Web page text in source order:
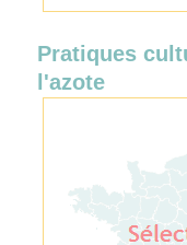
Pratiques
l'azote